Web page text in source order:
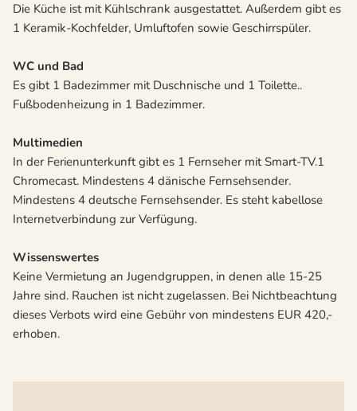
Die Küche ist mit Kühlschrank ausgestattet. Außerdem gibt es
1 Keramik-Kochfelder, Umluftofen sowie Geschirrspüler.
WC und Bad
Es gibt 1 Badezimmer mit Duschnische und 1 Toilette..
Fußbodenheizung in 1 Badezimmer.
Multimedien
In der Ferienunterkunft gibt es 1 Fernseher mit Smart-TV.1
Chromecast. Mindestens 4 dänische Fernsehsender.
Mindestens 4 deutsche Fernsehsender. Es steht kabellose
Internetverbindung zur Verfügung.
Wissenswertes
Keine Vermietung an Jugendgruppen, in denen alle 15-25
Jahre sind. Rauchen ist nicht zugelassen. Bei Nichtbeachtung
dieses Verbots wird eine Gebühr von mindestens EUR 420,-
erhoben.